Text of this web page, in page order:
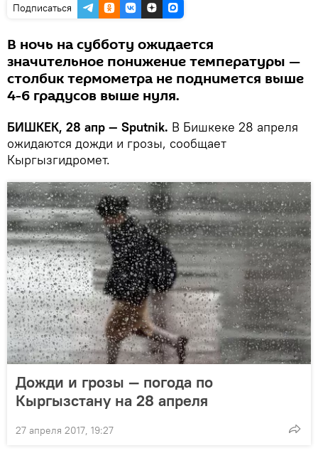
Подписаться
В ночь на субботу ожидается
значительное понижение температуры —
столбик термометра не поднимется выше
4-6 градусов выше нуля.
БИШКЕК, 28 апр — Sputnik. В Бишкеке 28 апреля
ожидаются дожди и грозы, сообщает
Кыргызгидромет.
Дожди и грозы — погода по
Кыргызстану на 28 апреля
27 апреля 2017, 19:27